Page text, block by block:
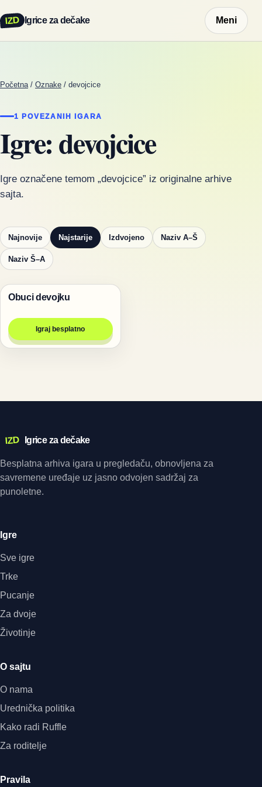
IZD Igrice za dečake Meni
Početna / Oznake / devojcice
1 POVEZANIH IGARA
Igre: devojcice
Igre označene temom „devojcice” iz originalne arhive
sajta.
Najnovije Najstarije Izdvojeno Naziv A–Š
Naziv Š–A
Igre
Obuci devojku
Igraj besplatno
IZD Igrice za dečake
Besplatna arhiva igara u pregledaču, obnovljena za
savremene uređaje uz jasno odvojen sadržaj za
punoletne.
Igre
Sve igre
Trke
Pucanje
Za dvoje
Životinje
O sajtu
O nama
Urednička politika
Kako radi Ruffle
Za roditelje
Pravila